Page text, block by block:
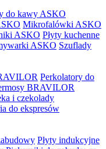
do kawy ASKO
Mikrofalówki ASKO
ASKO Płyty kuchenne
ASKO Szuflady
Perkolatory do
BRAVILOR
i czekolady
do ekspresów
Płyty indukcyjne